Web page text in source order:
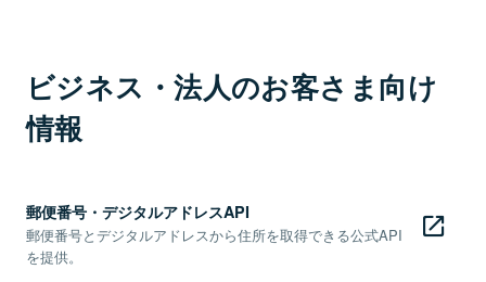
ビジネス・法人のお客さま向け
情報
郵便番号・デジタルアドレスAPI
郵便番号とデジタルアドレスから住所を取得できる公式API
を提供。